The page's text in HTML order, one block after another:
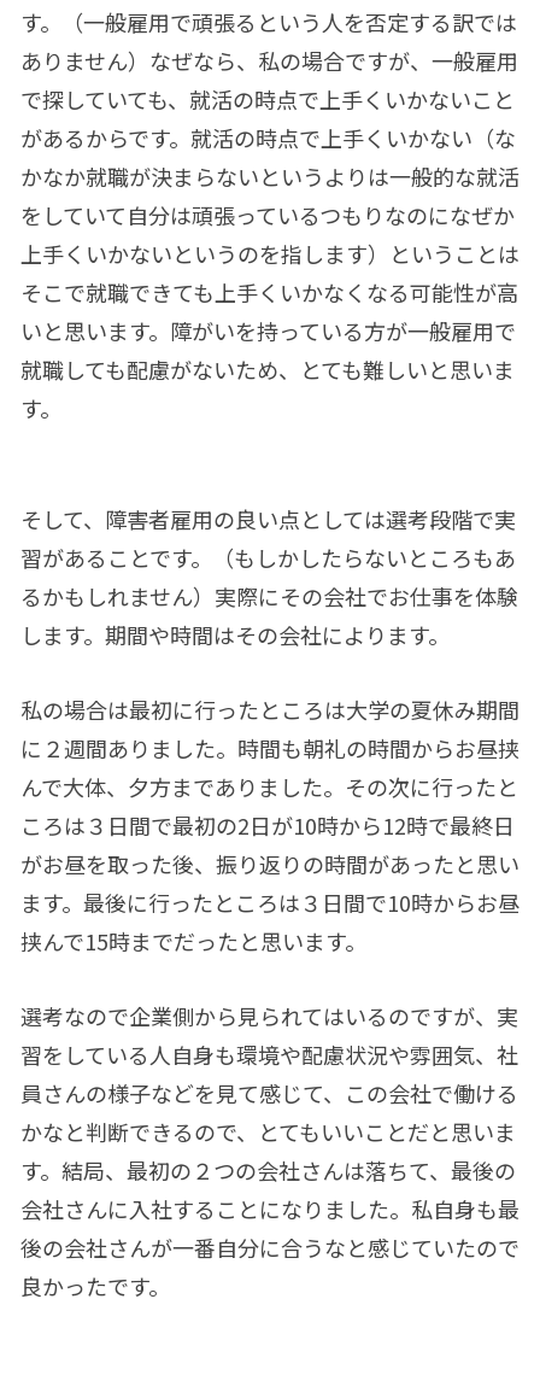
す。（一般雇用で頑張るという人を否定する訳では
ありません）なぜなら、私の場合ですが、一般雇用
で探していても、就活の時点で上手くいかないこと
があるからです。就活の時点で上手くいかない（な
かなか就職が決まらないというよりは一般的な就活
をしていて自分は頑張っているつもりなのになぜか
上手くいかないというのを指します）ということは
そこで就職できても上手くいかなくなる可能性が高
いと思います。障がいを持っている方が一般雇用で
就職しても配慮がないため、とても難しいと思いま
す。
そして、障害者雇用の良い点としては選考段階で実
習があることです。（もしかしたらないところもあ
るかもしれません）実際にその会社でお仕事を体験
します。期間や時間はその会社によります。
私の場合は最初に行ったところは大学の夏休み期間
に２週間ありました。時間も朝礼の時間からお昼挟
んで大体、夕方までありました。その次に行ったと
ころは３日間で最初の2日が10時から12時で最終日
がお昼を取った後、振り返りの時間があったと思い
ます。最後に行ったところは３日間で10時からお昼
挟んで15時までだったと思います。
選考なので企業側から見られてはいるのですが、実
習をしている人自身も環境や配慮状況や雰囲気、社
員さんの様子などを見て感じて、この会社で働ける
かなと判断できるので、とてもいいことだと思いま
す。結局、最初の２つの会社さんは落ちて、最後の
会社さんに入社することになりました。私自身も最
後の会社さんが一番自分に合うなと感じていたので
良かったです。